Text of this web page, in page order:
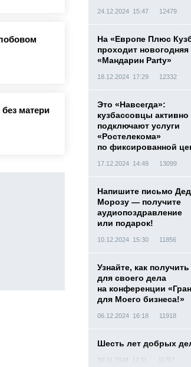
матери
24.12.2024 15:47 12479
На «Европе Плюс
проходит новогодняя
«Мандарин Party»
18.12.2024 17:29 12332
Это «Навсегда»:
кузбассовцы активно
подключают услуги
«Ростелекома»
по фиксированной
17.12.2024 14:49 13099
Напишите письмо
Морозу — получите
аудиопоздравление
или подарок!
10.12.2024 15:30 11856
Узнайте, как получить
для своего дела
на конференции
для Моего бизнеса!»
06.12.2024 16:18 11918
Шесть лет добрых
30.11.2024 12:11 11707